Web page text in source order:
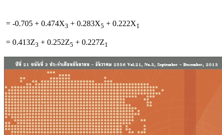
= -0.705 + 0.474X3 + 0.283X5 + 0.222X1
= 0.413Z3 + 0.252Z5 + 0.227Z1